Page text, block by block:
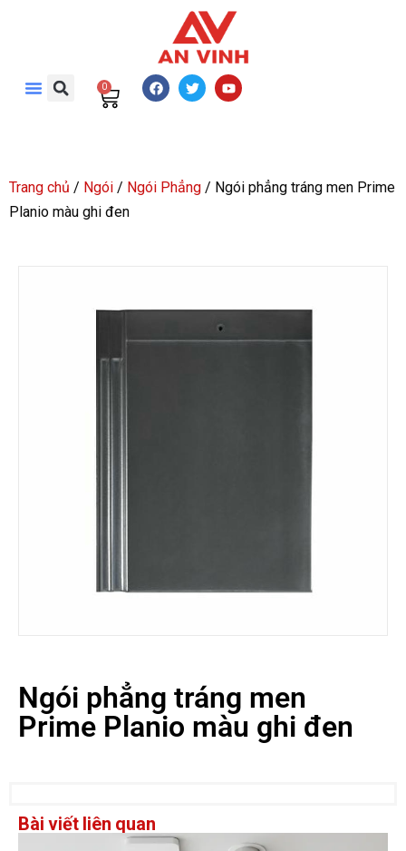
0
Trang chủ / Ngói / Ngói Phẳng / Ngói phẳng tráng men Prime
Planio màu ghi đen
Ngói phẳng tráng men
Prime Planio màu ghi đen
Bài viết liên quan